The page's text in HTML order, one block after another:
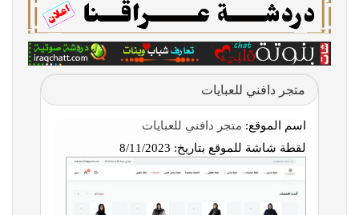
متجر دافني للعبايات
اسم الموقع: متجر دافني للعبايات
لقطة شاشة للموقع بتاريخ: